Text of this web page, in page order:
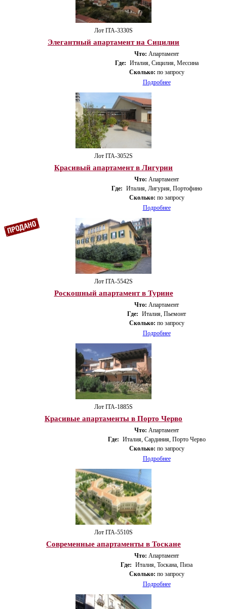
Лот ITA-3330S
Элегантный апартамент на Сицилии
Что: Апартамент
Где: Италия, Сицилия, Мессина
Сколько: по запросу
Подробнее
Лот ITA-3052S
Красивый апартамент в Лигурии
Что: Апартамент
Где: Италия, Лигурия, Портофино
Сколько: по запросу
Подробнее
Лот ITA-5542S
Роскошный апартамент в Турине
Что: Апартамент
Где: Италия, Пьемонт
Сколько: по запросу
Подробнее
Лот ITA-1885S
Красивые апартаменты в Порто Черво
Что: Апартамент
Где: Италия, Сардиния, Порто Черво
Сколько: по запросу
Подробнее
Лот ITA-5510S
Современные апартаменты в Тоскане
Что: Апартамент
Где: Италия, Тоскана, Пиза
Сколько: по запросу
Подробнее